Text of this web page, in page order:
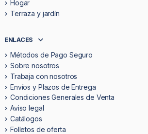
Hogar
Terraza y jardín
ENLACES
Métodos de Pago Seguro
Sobre nosotros
Trabaja con nosotros
Envíos y Plazos de Entrega
Condiciones Generales de Venta
Aviso legal
Catálogos
Folletos de oferta